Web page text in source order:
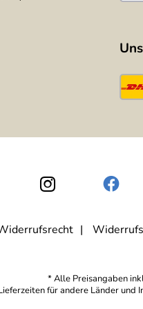
* Alle Preisangaben
für andere Länder und